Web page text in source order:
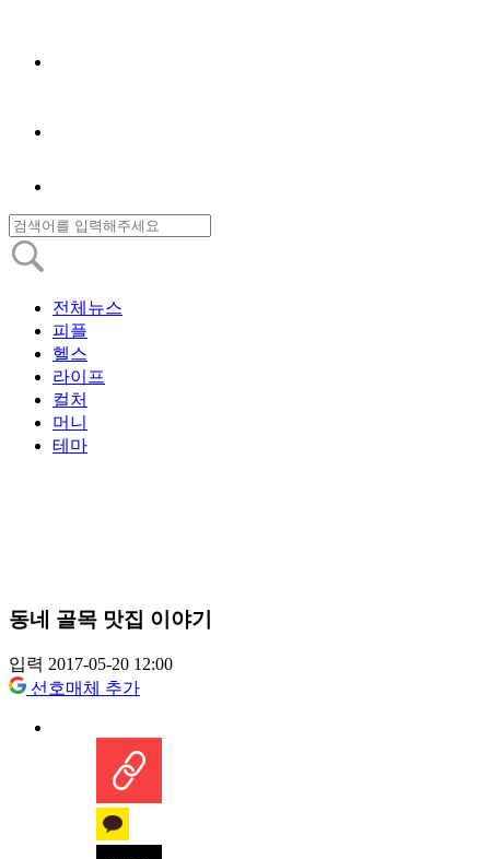
전체뉴스
피플
헬스
라이프
컬처
머니
테마
동네 골목 맛집 이야기
입력 2017-05-20 12:00
선호매체 추가